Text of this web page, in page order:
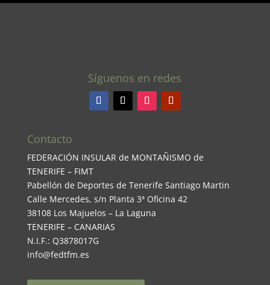
Síguenos en redes
Contacto
FEDERACIÓN INSULAR de MONTAÑISMO de
TENERIFE – FIMT
Pabellón de Deportes de Tenerife Santiago Martin
Calle Mercedes, s/n Planta 3ª Oficina 42
38108 Los Majuelos – La Laguna
TENERIFE – CANARIAS
N.I.F.: Q3878017G
info@fedtfm.es